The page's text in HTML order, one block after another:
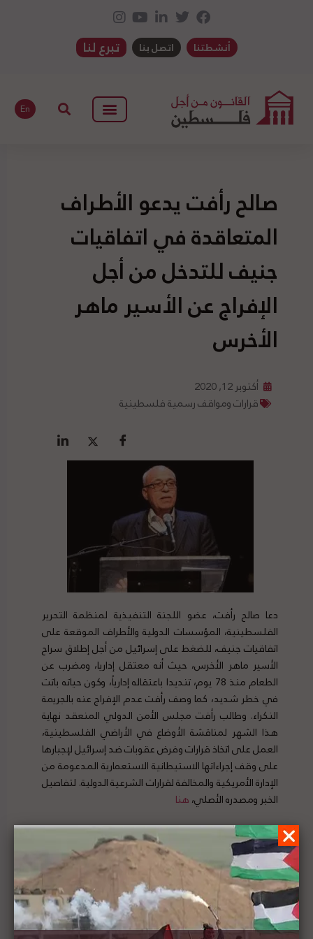
أنشطتنا اتصل بنا تبرع لنا
En
صالح رأفت يدعو الأطراف
المتعاقدة في اتفاقيات
جنيف للتدخل من أجل
الإفراج عن الأسير ماهر
الأخرس
أكتوبر 12, 2020
قرارات ومواقف رسمية فلسطينية
دعا صالح رأفت، عضو اللجنة التنفيذية لمنظمة التحرير
الفلسطينية، المؤسسات الدولية والأطراف الموقعة على
اتفاقيات جنيف، للضغط على إسرائيل من أجل إطلاق سراح
الأسير ماهر الأخرس، حيث أنه معتقل إداريا، ومضرب عن
الطعام منذ 78 يوم، تنديدا باعتقاله إدارياً، وكون حياته باتت
في خطر شديد، كما وصف رأفت عدم الإفراج عنه بالجريمة
النكراء. وطالب رأفت مجلس الأمن الدولي المنعقد نهاية
هذا الشهر لمناقشة الأوضاع في الأراضي الفلسطينية،
العمل على اتخاذ قرارات وفرض عقوبات ضد إسرائيل لإجبارها
على وقف إجراءاتها الاستيطانية الاستعمارية المدعومة من
الإدارة الأمريكية والمخالفة لقرارات الشرعية الدولية. لتفاصيل
الخبر ومصدره الأصلي،هنا
مركز عدالة: سياسة الشرطة الإسرائيلية تجاه
الفلسطينيين تقوم على الحفاظ على التفوق
والسيطرة اليهودية